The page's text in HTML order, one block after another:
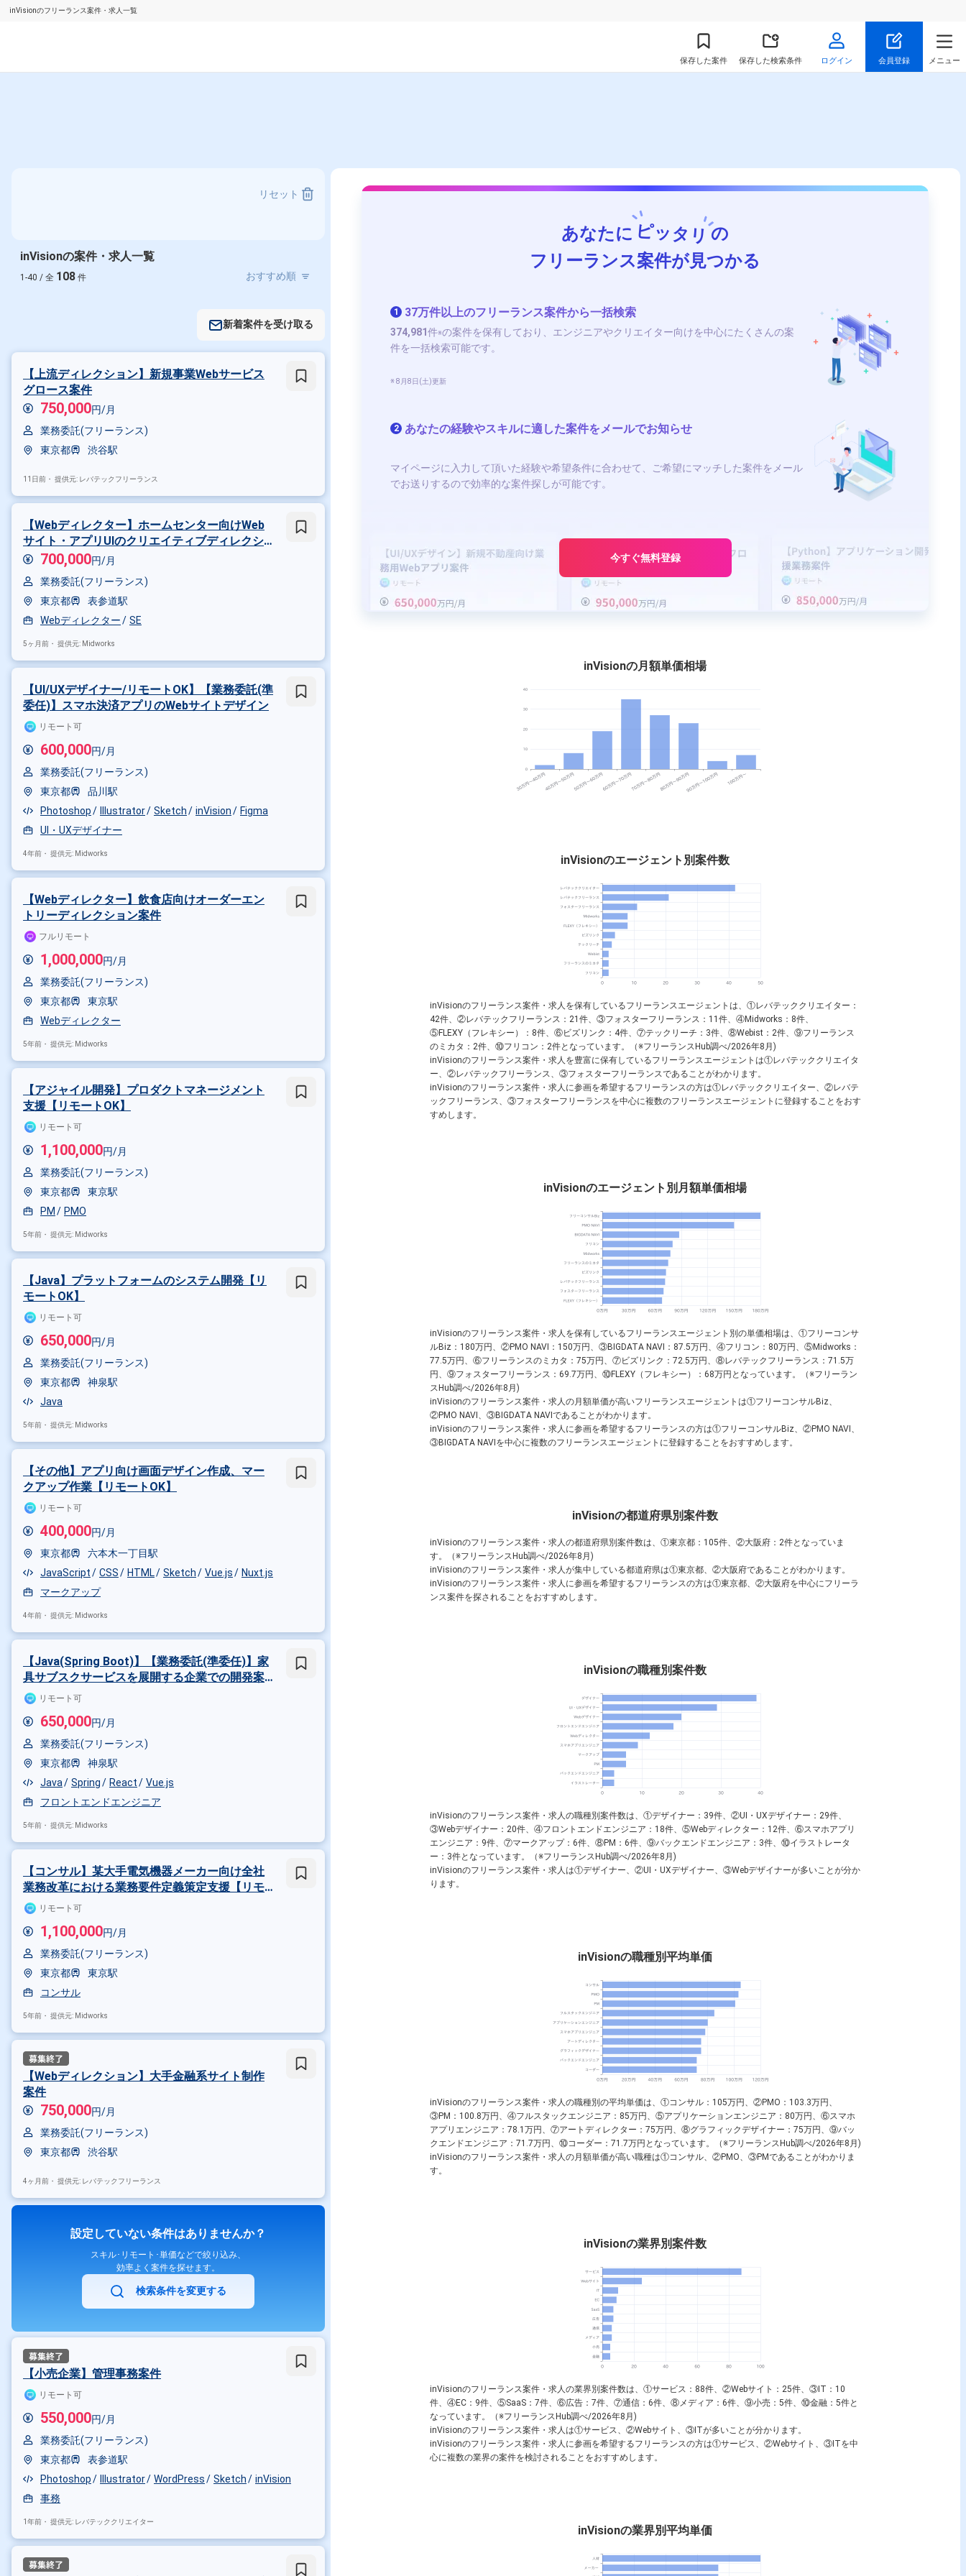
inVisionのフリーランス案件・求人一覧
保存した案件 保存した検索条件 ログイン 会員登録 メニュー
リセット
inVisionの案件・求人一覧
1-40 / 全 108 件
新着案件を受け取る
【上流ディレクション】新規事業Webサービス
グロース案件
750,000円/月
業務委託(フリーランス)
東京都
渋谷駅
11日前・ 提供元: レバテックフリーランス
【Webディレクター】ホームセンター向けWeb
サイト・アプリUIのクリエイティブディレクショ
ン業務700,000円/月
業務委託(フリーランス)
東京都
表参道駅
Webディレクター
SE
5ヶ月前・ 提供元: Midworks
【UI/UXデザイナー/リモートOK】【業務委託(準
委任)】スマホ決済アプリのWebサイトデザイン
リモート可
600,000円/月
業務委託(フリーランス)
東京都
品川駅
Photoshop
Illustrator Sketch inVision
Figma
UI・UXデザイナー
4年前・ 提供元: Midworks
【Webディレクター】飲食店向けオーダーエン
トリーディレクション案件
フルリモート
1,000,000円/月
業務委託(フリーランス)
東京都
東京駅
Webディレクター
5年前・ 提供元: Midworks
【アジャイル開発】プロダクトマネージメント
支援【リモートOK】
リモート可
1,100,000円/月
業務委託(フリーランス)
東京都
東京駅
PM
PMO
5年前・ 提供元: Midworks
【Java】プラットフォームのシステム開発【リ
モートOK】
リモート可
650,000円/月
業務委託(フリーランス)
東京都
神泉駅
Java
5年前・ 提供元: Midworks
【その他】アプリ向け画面デザイン作成、マー
クアップ作業【リモートOK】
リモート可
400,000円/月
東京都
六本木一丁目駅
JavaScript
CSS HTML Sketch Vue.js
Nuxt.js
マークアップ
4年前・ 提供元: Midworks
【Java(Spring Boot)】【業務委託(準委任)】家
具サブスクサービスを展開する企業での開発案
件【リモートOK】
リモート可
650,000円/月
業務委託(フリーランス)
東京都
神泉駅
Java
Spring React
Vue.js
フロントエンドエンジニア
5年前・ 提供元: Midworks
【コンサル】某大手電気機器メーカー向け全社
業務改革における業務要件定義策定支援【リモ
ートOK】
リモート可
1,100,000円/月
業務委託(フリーランス)
東京都
東京駅
コンサル
5年前・ 提供元: Midworks
【Webディレクション】大手金融系サイト制作
案件
750,000円/月
業務委託(フリーランス)
東京都
渋谷駅
4ヶ月前・ 提供元: レバテックフリーランス
設定していない条件はありませんか？
スキル･リモート･単価などで絞り込み、
効率よく案件を探せます。
検索条件を変更する
【小売企業】管理事務案件
リモート可
550,000円/月
業務委託(フリーランス)
東京都
表参道駅
Photoshop
Illustrator WordPress Sketch
inVision
事務
1年前・ 提供元: レバテッククリエイター
その他の条件で検索する
UI・UXデザイナー フロントエンドエンジニア スマホアプリエンジニア PM
あなたに ピッタリの
フリーランス案件が見つかる
1 37万件以上のフリーランス案件から一括検索
374,981件※の案件を保有しており、エンジニアやクリエイター向けを中心にたくさんの案
件を一括検索可能です。
※ 8月8日(土)更新
2 あなたの経験やスキルに適した案件をメールでお知らせ
マイページに入力して頂いた経験や希望条件に合わせて、ご希望にマッチした案件をメール
でお送りするので効率的な案件探しが可能です。
今すぐ無料登録
inVisionの月額単価相場
inVisionのエージェント別案件数
inVisionのフリーランス案件・求人を保有しているフリーランスエージェントは、①レバテッククリエイター：
42件、②レバテックフリーランス：21件、③フォスターフリーランス：11件、④Midworks：8件、
⑤FLEXY（フレキシー）：8件、⑥ビズリンク：4件、⑦テックリーチ：3件、⑧Webist：2件、⑨フリーランス
のミカタ：2件、⑩フリコン：2件となっています。（※フリーランスHub調べ/2026年8月)
inVisionのフリーランス案件・求人を豊富に保有しているフリーランスエージェントは①レバテッククリエイタ
ー、②レバテックフリーランス、③フォスターフリーランスであることがわかります。
inVisionのフリーランス案件・求人に参画を希望するフリーランスの方は①レバテッククリエイター、②レバテ
ックフリーランス、③フォスターフリーランスを中心に複数のフリーランスエージェントに登録することをおす
すめします。
inVisionのエージェント別月額単価相場
inVisionのフリーランス案件・求人を保有しているフリーランスエージェント別の単価相場は、①フリーコンサ
ルBiz：180万円、②PMO NAVI：150万円、③BIGDATA NAVI：87.5万円、④フリコン：80万円、⑤Midworks：
77.5万円、⑥フリーランスのミカタ：75万円、⑦ビズリンク：72.5万円、⑧レバテックフリーランス：71.5万
円、⑨フォスターフリーランス：69.7万円、⑩FLEXY（フレキシー）：68万円となっています。（※フリーラン
スHub調べ/2026年8月)
inVisionのフリーランス案件・求人の月額単価が高いフリーランスエージェントは①フリーコンサルBiz、
②PMO NAVI、③BIGDATA NAVIであることがわかります。
inVisionのフリーランス案件・求人に参画を希望するフリーランスの方は①フリーコンサルBiz、②PMO NAVI、
③BIGDATA NAVIを中心に複数のフリーランスエージェントに登録することをおすすめします。
inVisionの都道府県別案件数
inVisionのフリーランス案件・求人の都道府県別案件数は、①東京都：105件、②大阪府：2件となっていま
す。（※フリーランスHub調べ/2026年8月)
inVisionのフリーランス案件・求人が集中している都道府県は①東京都、②大阪府であることがわかります。
inVisionのフリーランス案件・求人に参画を希望するフリーランスの方は①東京都、②大阪府を中心にフリーラ
ンス案件を探されることをおすすめします。
inVisionの職種別案件数
inVisionのフリーランス案件・求人の職種別案件数は、①デザイナー ：39件、②UI・UXデザイナー ：29件、
③Webデザイナー ：20件、④フロントエンドエンジニア ：18件、⑤Webディレクター ：12件、⑥スマホアプリ
エンジニア ：9件、⑦マークアップ：6件、⑧PM ：6件、⑨バックエンドエンジニア ：3件、⑩イラストレータ
ー ：3件となっています。（※フリーランスHub調べ/2026年8月)
inVisionのフリーランス案件・求人は①デザイナー、②UI・UXデザイナー、③Webデザイナーが多いことが分か
ります。
inVisionの職種別平均単価
inVisionのフリーランス案件・求人の職種別の平均単価は、①コンサル：105万円、②PMO ：103.3万円、
③PM ：100.8万円、④フルスタックエンジニア ：85万円、⑤アプリケーションエンジニア ：80万円、⑥スマホ
アプリエンジニア ：78.1万円、⑦アートディレクター ：75万円、⑧グラフィックデザイナー ：75万円、⑨バッ
クエンドエンジニア ：71.7万円、⑩コーダー ：71.7万円となっています。（※フリーランスHub調べ/2026年8月)
inVisionのフリーランス案件・求人の月額単価が高い職種は①コンサル、②PMO、③PMであることがわかりま
す。
inVisionの業界別案件数
inVisionのフリーランス案件・求人の業界別案件数は、①サービス：88件、②Webサイト：25件、③IT：10
件、④EC：9件、⑤SaaS：7件、⑥広告：7件、⑦通信：6件、⑧メディア：6件、⑨小売：5件、⑩金融：5件と
なっています。（※フリーランスHub調べ/2026年8月)
inVisionのフリーランス案件・求人は①サービス、②Webサイト、③ITが多いことが分かります。
inVisionのフリーランス案件・求人に参画を希望するフリーランスの方は①サービス、②Webサイト、③ITを中
心に複数の業界の案件を検討されることをおすすめします。
inVisionの業界別平均単価